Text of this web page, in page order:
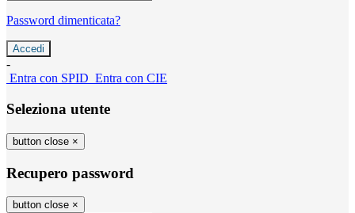
Password dimenticata?
-
Entra con SPID Entra con CIE
Seleziona utente
button close ×
Recupero password
button close ×